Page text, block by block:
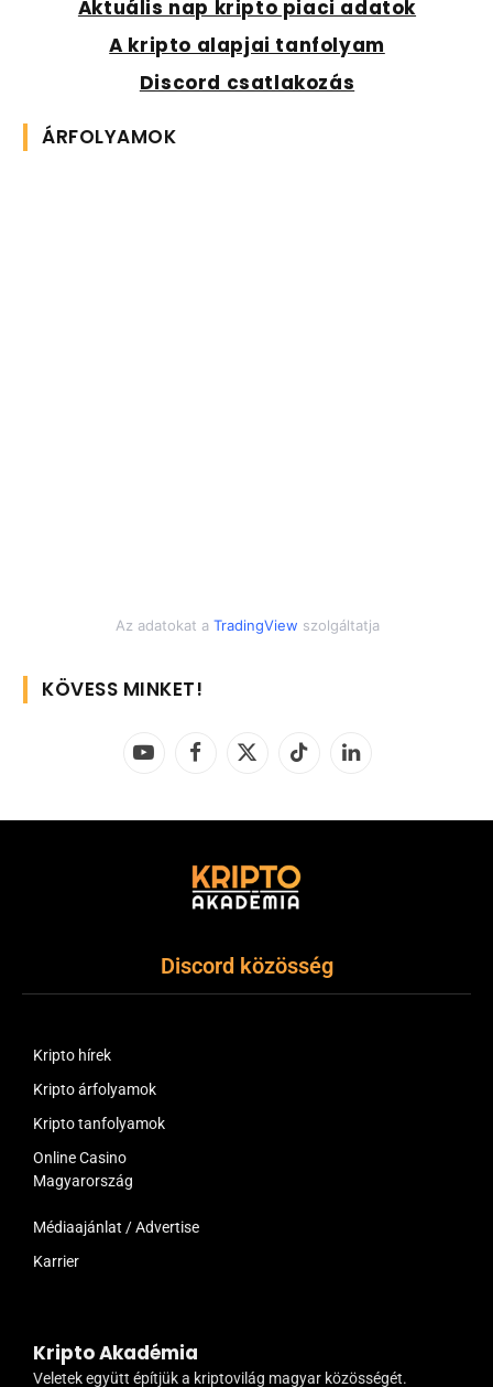
Aktuális nap kripto piaci adatok
A kripto alapjai tanfolyam
Discord csatlakozás
ÁRFOLYAMOK
Az adatokat a TradingView szolgáltatja
KÖVESS MINKET!
YouTubeFacebook
X
TikTok LinkedIn
Discord közösség
Kripto hírek
Kripto árfolyamok
Kripto tanfolyamok
Online Casino
Magyarország
Médiaajánlat / Advertise
Karrier
Kripto Akadémia
Veletek együtt építjük a kriptovilág magyar közösségét.